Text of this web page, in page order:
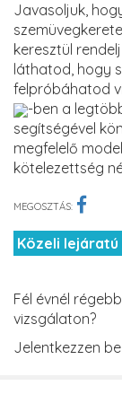
Javasoljuk,
keresztül
láthatod, hogy
felpróbáhatod
-ben a
segítségével
megfelelő
kötelezettség
MEGOSZTÁS:
Közeli
Fél évnél
vizsgálaton?
Jelentkezzen